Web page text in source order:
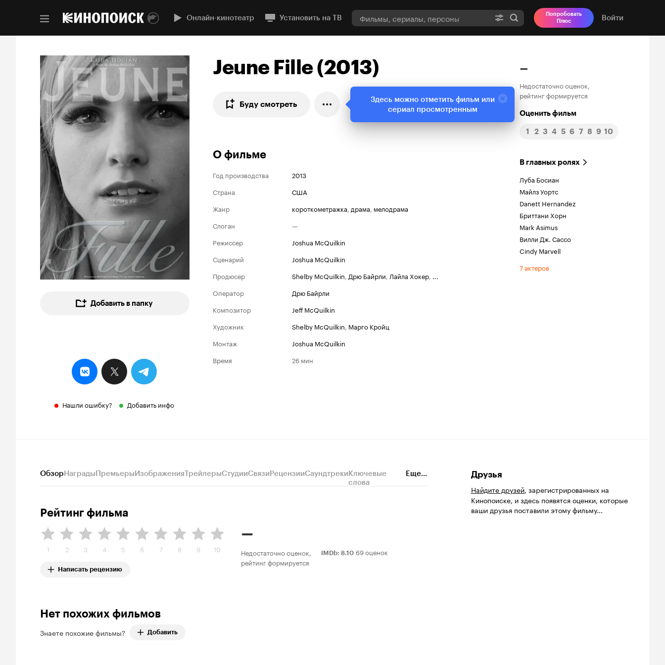
Онлайн-кинотеатр Установить на ТВ
Попробовать
Плюс
Войти
Добавить в папку
Нашли ошибку? Добавить инфо
Jeune Fille (2013)
Буду смотреть
–
Недостаточно оценок,
рейтинг формируется
Оценить фильм
1 2 3 4 5 6 7 8 9 10
О фильме
Год производства
2013
Страна
США
Жанр
короткометражка, драма, мелодрама
Слоган
—
Режиссер
Joshua McQuilkin
Сценарий
Joshua McQuilkin
Продюсер
Shelby McQuilkin, Дрю Байрли, Лайла Хокер, ...
Оператор
Дрю Байрли
Композитор
Jeff McQuilkin
Художник
Shelby McQuilkin, Марго Кройц
Монтаж
Joshua McQuilkin
Время
26 мин
В главных ролях
Луба Босиан
Майлз Уортс
Danett Hernandez
Бриттани Хорн
Mark Asimus
Вилли Дж. Сассо
Cindy Marvell
7 актеров
ОбзорНаградыПремьерыИзображенияТрейлерыСтудииСвязиРецензииСаундтрекиКлючевые
слова
Еще...
Рейтинг фильма
1 2 3 4 5 6 7 8 9 10
Написать рецензию
–
Недостаточно оценок,
рейтинг формируется
IMDb: 8.10 69 оценок
Нет похожих фильмов
Знаете похожие фильмы? Добавить
Друзья
Найдите друзей, зарегистрированных на
Кинопоиске, и здесь появятся оценки, которые
ваши друзья поставили этому фильму...
Здесь можно отметить фильм или
сериал просмотренным